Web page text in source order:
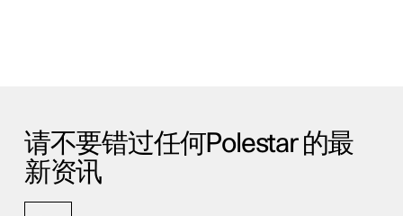
请不要错过任何Polestar 的最
新资讯